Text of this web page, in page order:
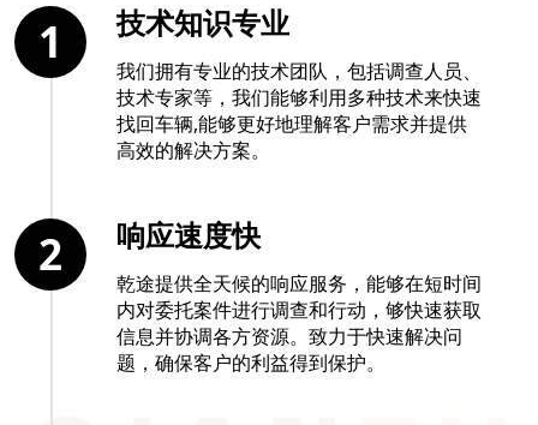
技术知识专业
我们拥有专业的技术团队，包括调查人员、
技术专家等，我们能够利用多种技术来快速
找回车辆,能够更好地理解客户需求并提供
高效的解决方案。
1
响应速度快
乾途提供全天候的响应服务，能够在短时间
内对委托案件进行调查和行动，够快速获取
信息并协调各方资源。致力于快速解决问
题，确保客户的利益得到保护。
2